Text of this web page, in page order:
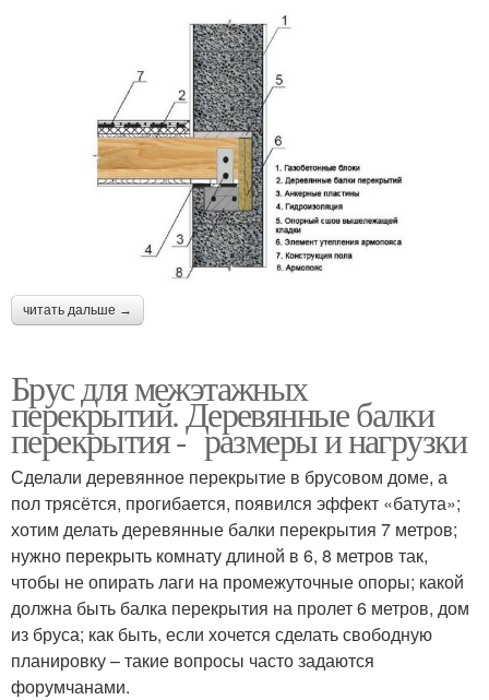
читать дальше →
Брус для межэтажных
перекрытий. Деревянные балки
перекрытия - размеры и нагрузки
Сделали деревянное перекрытие в брусовом доме, а
пол трясётся, прогибается, появился эффект «батута»;
хотим делать деревянные балки перекрытия 7 метров;
нужно перекрыть комнату длиной в 6, 8 метров так,
чтобы не опирать лаги на промежуточные опоры; какой
должна быть балка перекрытия на пролет 6 метров, дом
из бруса; как быть, если хочется сделать свободную
планировку – такие вопросы часто задаются
форумчанами.